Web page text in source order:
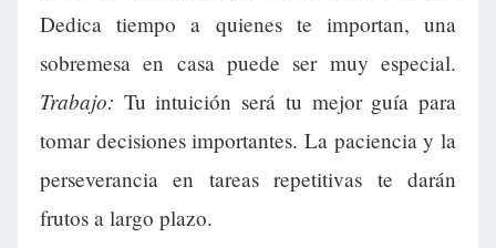
Dedica tiempo a quienes te importan, una
sobremesa en casa puede ser muy especial.
Trabajo: Tu intuición será tu mejor guía para
tomar decisiones importantes. La paciencia y la
perseverancia en tareas repetitivas te darán
frutos a largo plazo.